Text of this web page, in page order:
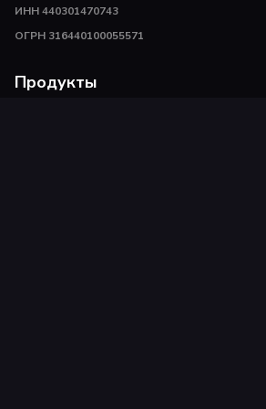
ИНН 440301470743
ОГРН 316440100055571
Продукты